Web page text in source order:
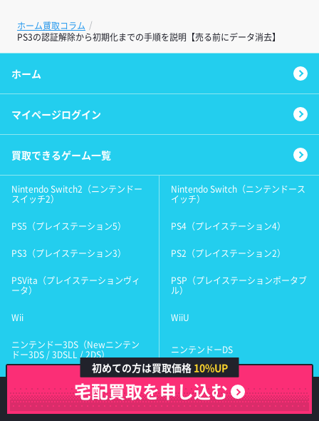
初めての方は買取価格 10%UP
宅配買取を申し込む
ホーム買取コラム
PS3の認証解除から初期化までの手順を説明【売る前にデータ消去】
ホーム
マイページログイン
買取できるゲーム一覧
Nintendo Switch2（ニンテンドー
スイッチ2）
Nintendo Switch（ニンテンドース
イッチ）
PS5（プレイステーション5） PS4（プレイステーション4）
PS3（プレイステーション3） PS2（プレイステーション2）
PSVita（プレイステーションヴィ
ータ）
PSP（プレイステーションポータブ
ル）
Wii WiiU
ニンテンドー3DS（Newニンテン
ドー3DS / 3DSLL / 2DS）
ニンテンドーDS
GBA（ゲームボーイアドバンス） ゲームボーイ（カラー、ライト）
ニンテンドーゲームキューブ ニンテンドー64